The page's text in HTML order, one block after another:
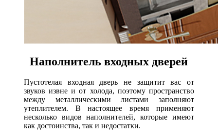
Наполнитель входных дверей
Пустотелая входная дверь не защитит вас от
звуков извне и от холода, поэтому пространство
между металлическими листами заполняют
утеплителем. В настоящее время применяют
несколько видов наполнителей, которые имеют
как достоинства, так и недостатки.